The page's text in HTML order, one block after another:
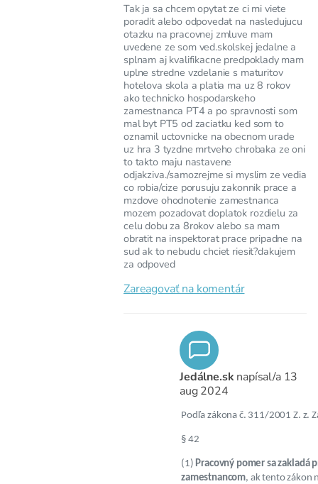
Tak ja sa chcem opytat ze ci mi viete
poradit alebo odpovedat na nasledujucu
otazku na pracovnej zmluve mam
uvedene ze som ved.skolskej jedalne a
splnam aj kvalifikacne predpoklady mam
uplne stredne vzdelanie s maturitov
hotelova skola a platia ma uz 8 rokov
ako technicko hospodarskeho
zamestnanca PT4 a po spravnosti som
mal byt PT5 od zaciatku ked som to
oznamil uctovnicke na obecnom urade
uz hra 3 tyzdne mrtveho chrobaka ze oni
to takto maju nastavene
odjakziva./samozrejme si myslim ze vedia
co robia/cize porusuju zakonnik prace a
mzdove ohodnotenie zamestnanca
mozem pozadovat doplatok rozdielu za
celu dobu za 8rokov alebo sa mam
obratit na inspektorat prace pripadne na
sud ak to nebudu chciet riesit?dakujem
za odpoved
Zareagovať na komentár
Jedálne.sk napísal/a 13
aug 2024
Podľa zákona č. 311/2001 Z. z.
§ 42
(1) Pracovný pomer sa
zamestnancom, ak tento zákon